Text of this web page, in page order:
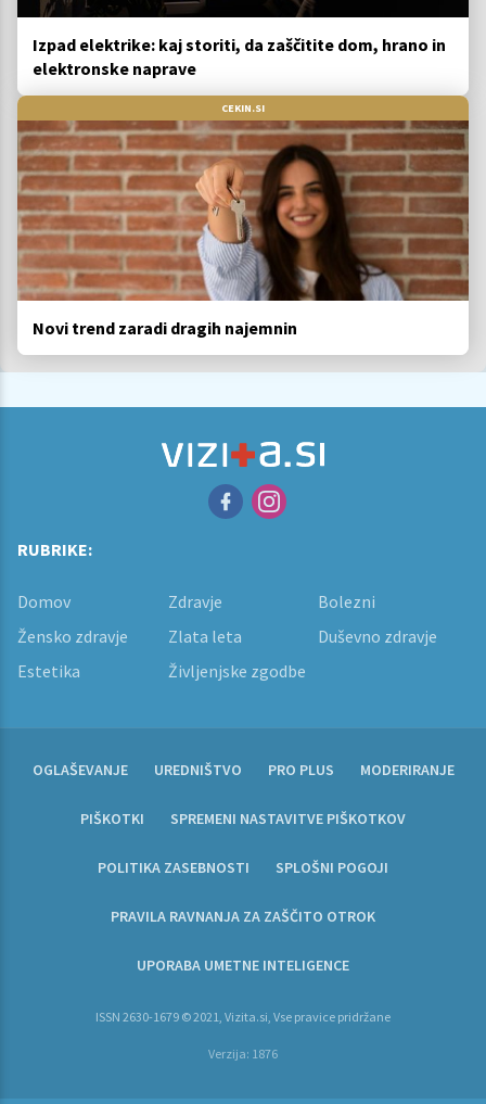
Izpad elektrike: kaj storiti, da zaščitite dom, hrano in
elektronske naprave
CEKIN.SI
Novi trend zaradi dragih najemnin
RUBRIKE:
Domov Zdravje
Bolezni
Žensko zdravje
Zlata leta
Duševno zdravje
Estetika
Življenjske zgodbe
OGLAŠEVANJE UREDNIŠTVO PRO PLUS MODERIRANJE
PIŠKOTKI SPREMENI NASTAVITVE PIŠKOTKOV
POLITIKA ZASEBNOSTI SPLOŠNI POGOJI
PRAVILA RAVNANJA ZA ZAŠČITO OTROK
UPORABA UMETNE INTELIGENCE
ISSN 2630-1679 © 2021, Vizita.si, Vse pravice pridržane
Verzija: 1876